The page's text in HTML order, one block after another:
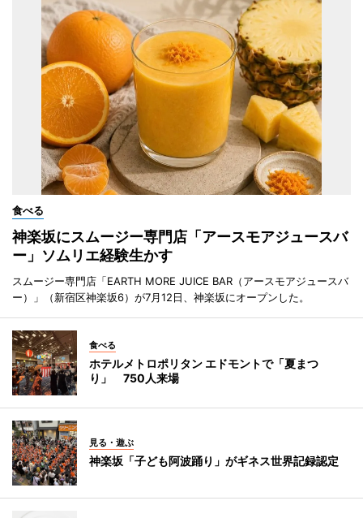
食べる
神楽坂にスムージー専門店「アースモアジュースバ
ー」ソムリエ経験生かす
スムージー専門店「EARTH MORE JUICE BAR（アースモアジュースバ
ー）」（新宿区神楽坂6）が7月12日、神楽坂にオープンした。
食べる
ホテルメトロポリタン エドモントで「夏まつ
り」 750人来場
見る・遊ぶ
神楽坂「子ども阿波踊り」がギネス世界記録認定